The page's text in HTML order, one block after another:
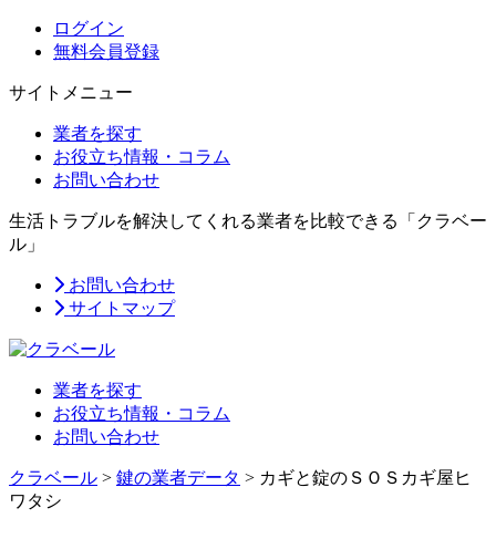
ログイン
無料会員登録
サイトメニュー
業者を探す
お役立ち情報・コラム
お問い合わせ
生活トラブルを解決してくれる業者を比較できる「クラベー
ル」
お問い合わせ
サイトマップ
業者を探す
お役立ち情報・コラム
お問い合わせ
クラベール > 鍵の業者データ > カギと錠のＳＯＳカギ屋ヒ
ワタシ